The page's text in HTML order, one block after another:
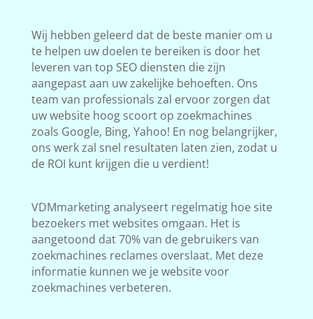
Wij hebben geleerd dat de beste manier om u
te helpen uw doelen te bereiken is door het
leveren van top SEO diensten die zijn
aangepast aan uw zakelijke behoeften. Ons
team van professionals zal ervoor zorgen dat
uw website hoog scoort op zoekmachines
zoals Google, Bing, Yahoo! En nog belangrijker,
ons werk zal snel resultaten laten zien, zodat u
de ROI kunt krijgen die u verdient!
VDMmarketing analyseert regelmatig hoe site
bezoekers met websites omgaan. Het is
aangetoond dat 70% van de gebruikers van
zoekmachines reclames overslaat. Met deze
informatie kunnen we je website voor
zoekmachines verbeteren.